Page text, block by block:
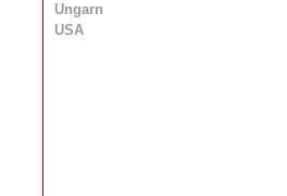
Ungarn
USA